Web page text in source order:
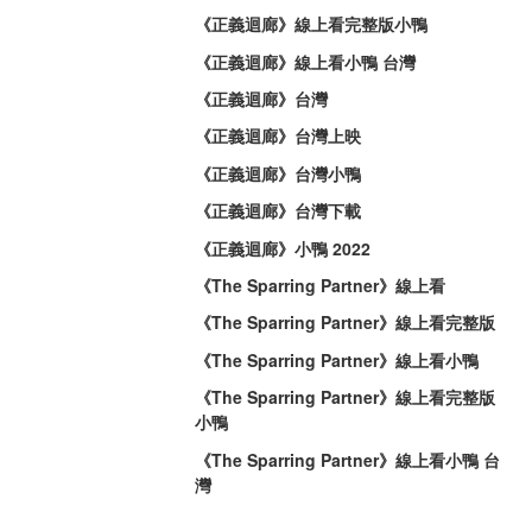
《正義迴廊》線上看完整版小鴨
《正義迴廊》線上看小鴨 台灣
《正義迴廊》台灣
《正義迴廊》台灣上映
《正義迴廊》台灣小鴨
《正義迴廊》台灣下載
《正義迴廊》小鴨 2022
《The Sparring Partner》線上看
《The Sparring Partner》線上看完整版
《The Sparring Partner》線上看小鴨
《The Sparring Partner》線上看完整版
小鴨
《The Sparring Partner》線上看小鴨 台
灣